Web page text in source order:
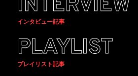
INTERVIEW
インタビュー記事
PLAYLIST
プレイリスト記事